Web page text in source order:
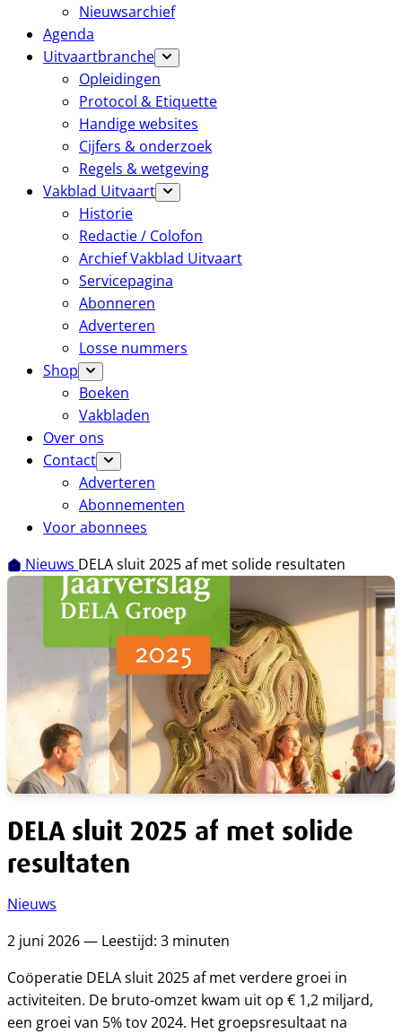
Nieuwsarchief
Agenda
Uitvaartbranche
Opleidingen
Protocol & Etiquette
Handige websites
Cijfers & onderzoek
Regels & wetgeving
Vakblad Uitvaart
Historie
Redactie / Colofon
Archief Vakblad Uitvaart
Servicepagina
Abonneren
Adverteren
Losse nummers
Shop
Boeken
Vakbladen
Over ons
Contact
Adverteren
Abonnementen
Voor abonnees
Nieuws DELA sluit 2025 af met solide resultaten
DELA sluit 2025 af met solide
resultaten
Nieuws
2 juni 2026 — Leestijd: 3 minuten
Coöperatie DELA sluit 2025 af met verdere groei in
activiteiten. De bruto-omzet kwam uit op € 1,2 miljard,
een groei van 5% tov 2024. Het groepsresultaat na